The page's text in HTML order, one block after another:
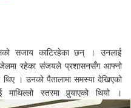
सजाय काटिरहेका छन् । उनलाई
जेलमा रहेका संजयले प्रशासनसँग आफ्नो
। उनको पैतालामा समस्या देखिएको
स्तरमा पुर्‍याएको थियो ।